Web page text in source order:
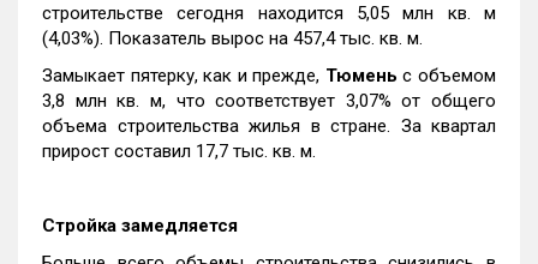
строительстве сегодня находится 5,05 млн кв. м
(4,03%). Показатель вырос на 457,4 тыс. кв. м.
Замыкает пятерку, как и прежде, Тюмень с объемом
3,8 млн кв. м, что соответствует 3,07% от общего
объема строительства жилья в стране. За квартал
прирост составил 17,7 тыс. кв. м.
Стройка замедляется